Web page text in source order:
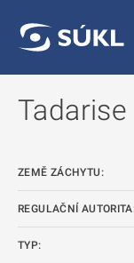
Tadarise
ZEMĚ ZÁCHYTU:
REGULAČNÍ
TYP: